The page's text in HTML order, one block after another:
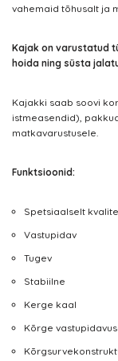
vahemaid tõhusalt ja
Kajak on varustatud
hoida ning süsta
Kajakki saab soovi
istmeasendid),
matkavarustusele.
Funktsioonid:
Spetsiaalselt
Vastupidav
Tugev
Stabiilne
Kerge kaal
Kõrge